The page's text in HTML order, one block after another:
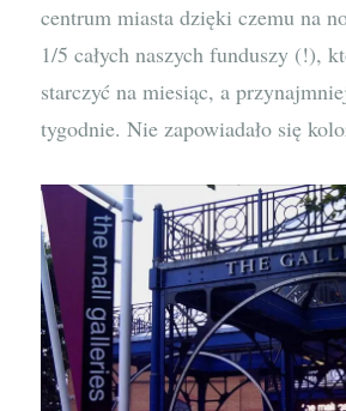
centrum miasta dzięki czemu na
1/5 całych naszych funduszy (!),
starczyć na miesiąc, a
tygodnie. Nie zapowiadało się